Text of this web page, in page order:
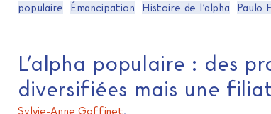
populaire
Émancipation Histoire de l’alpha Paulo
L’alpha populaire : des
diversifiées mais une
Sylvie-Anne Goffinet,